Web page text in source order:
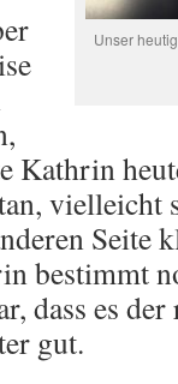
Unser
Kathrin
vielleicht
Seite
bestimmt
dass es
gut.